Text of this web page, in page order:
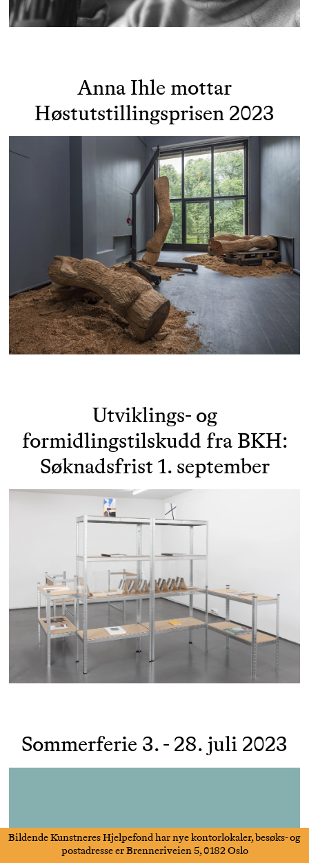
Bildende Kunstneres Hjelpefond har nye kontorlokaler, besøks- og
postadresse er Brenneriveien 5, 0182 Oslo
Anna Ihle mottar
Høstutstillingsprisen 2023
Utviklings- og
formidlingstilskudd fra BKH:
Søknadsfrist 1. september
Sommerferie 3. - 28. juli 2023